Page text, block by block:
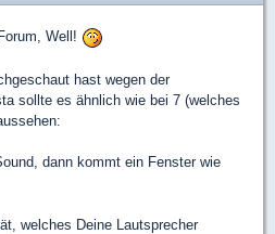
Well!
hast wegen der
sollte es ähnlich wie bei 7 (welches
dann kommt ein Fenster wie
welches Deine Lautsprecher